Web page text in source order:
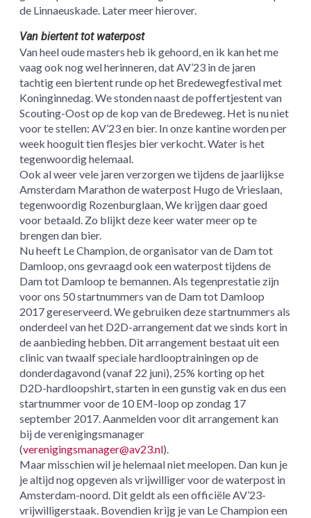
de Linnaeuskade. Later meer hierover.
Van biertent tot waterpost
Van heel oude masters heb ik gehoord, en ik kan het me
vaag ook nog wel herinneren, dat AV’23 in de jaren
tachtig een biertent runde op het Bredewegfestival met
Koninginnedag. We stonden naast de poffertjestent van
Scouting-Oost op de kop van de Bredeweg. Het is nu niet
voor te stellen: AV’23 en bier. In onze kantine worden per
week hooguit tien flesjes bier verkocht. Water is het
tegenwoordig helemaal.
Ook al weer vele jaren verzorgen we tijdens de jaarlijkse
Amsterdam Marathon de waterpost Hugo de Vrieslaan,
tegenwoordig Rozenburglaan, We krijgen daar goed
voor betaald. Zo blijkt deze keer water meer op te
brengen dan bier.
Nu heeft Le Champion, de organisator van de Dam tot
Damloop, ons gevraagd ook een waterpost tijdens de
Dam tot Damloop te bemannen. Als tegenprestatie zijn
voor ons 50 startnummers van de Dam tot Damloop
2017 gereserveerd. We gebruiken deze startnummers als
onderdeel van het D2D-arrangement dat we sinds kort in
de aanbieding hebben. Dit arrangement bestaat uit een
clinic van twaalf speciale hardlooptrainingen op de
donderdagavond (vanaf 22 juni), 25% korting op het
D2D-hardloopshirt, starten in een gunstig vak en dus een
startnummer voor de 10 EM-loop op zondag 17
september 2017. Aanmelden voor dit arrangement kan
bij de verenigingsmanager
(verenigingsmanager@av23.nl).
Maar misschien wil je helemaal niet meelopen. Dan kun je
je altijd nog opgeven als vrijwilliger voor de waterpost in
Amsterdam-noord. Dit geldt als een officiële AV’23-
vrijwilligerstaak. Bovendien krijg je van Le Champion een